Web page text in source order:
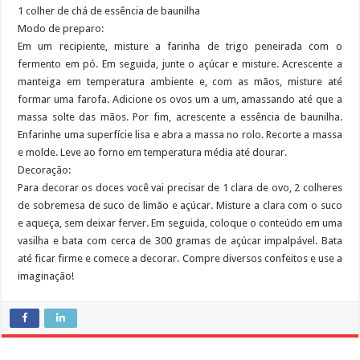
1 colher de chá de essência de baunilha
Modo de preparo:
Em um recipiente, misture a farinha de trigo peneirada com o
fermento em pó. Em seguida, junte o açúcar e misture. Acrescente a
manteiga em temperatura ambiente e, com as mãos, misture até
formar uma farofa. Adicione os ovos um a um, amassando até que a
massa solte das mãos. Por fim, acrescente a essência de baunilha.
Enfarinhe uma superfície lisa e abra a massa no rolo. Recorte a massa
e molde. Leve ao forno em temperatura média até dourar.
Decoração:
Para decorar os doces você vai precisar de 1 clara de ovo, 2 colheres
de sobremesa de suco de limão e açúcar. Misture a clara com o suco
e aqueça, sem deixar ferver. Em seguida, coloque o conteúdo em uma
vasilha e bata com cerca de 300 gramas de açúcar impalpável. Bata
até ficar firme e comece a decorar. Compre diversos confeitos e use a
imaginação!